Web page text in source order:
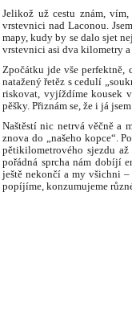
Jelikož už cestu znám,
vrstevnici nad Laconou.
mapy, kudy by se dalo sjet
vrstevnici asi dva kilometry
Zpočátku jde vše perfektně,
natažený řetěz s cedulí
riskovat, vyjíždíme kousek
pěšky. Přiznám se, že i já
Naštěstí nic netrvá věčně a
znova do „našeho kopce“.
pětikilometrového sjezdu
pořádná sprcha nám dobíjí
ještě nekončí a my všichni –
popíjíme, konzumujeme